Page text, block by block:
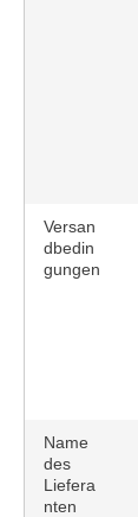
Versan
dbedin
gungen
Name
des
Liefera
nten